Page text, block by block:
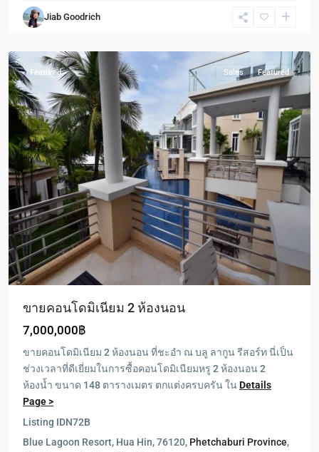
Jiab Goodrich
อัม,
Hua
Featured Sales Featured
ขายคอนโดมิเนียม 2 ห้องนอน
7,000,000฿
ขายคอนโดมิเนียม 2 ห้องนอน ที่ชะอำ ณ บลู ลากูน รีสอร์ท นี่เป็น
ช่วงเวลาที่ดีเยี่ยมในการซื้อคอนโดมิเนียมหรู 2 ห้องนอน 2
ห้องน้ำ ขนาด 148 ตารางเมตร ตกแต่งครบครัน ใน Details
Page >
Listing IDN72B
Blue Lagoon Resort, Hua Hin, 76120, Phetchaburi Province,